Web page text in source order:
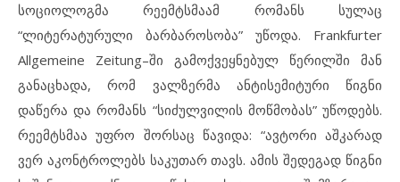
სოციოლოგმა რეემტსმაამ რომანს სულაც
“ლიტერატურული ბარბაროსობა” უწოდა. Frankfurter
Allgemeine Zeitung–ში გამოქვეყნებულ წერილში მან
განაცხადა, რომ ვალზერმა ანტისემიტური წიგნი
დაწერა და რომანს “სიძულვილის მოწმობას” უწოდებს.
რეემტსმაა უფრო შორსაც წავიდა: “ავტორი აშკარად
ვერ აკონტროლებს საკუთარ თავს. ამის შედეგად წიგნი